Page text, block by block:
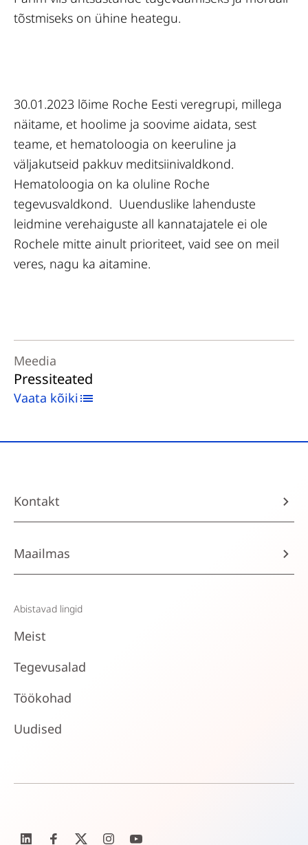
tõstmiseks on ühine heategu.
30.01.2023 lõime Roche Eesti veregrupi, millega
näitame, et hoolime ja soovime aidata, sest
teame, et hematoloogia on keeruline ja
väljakutseid pakkuv meditsiinivaldkond.
Hematoloogia on ka oluline Roche
tegevusvaldkond. Uuenduslike lahenduste
leidmine verehaiguste all kannatajatele ei ole
Rochele mitte ainult prioriteet, vaid see on meil
veres, nagu ka aitamine.
Meedia
Pressiteated
Vaata kõiki
Kontakt
Maailmas
Abistavad lingid
Meist
Tegevusalad
Töökohad
Uudised